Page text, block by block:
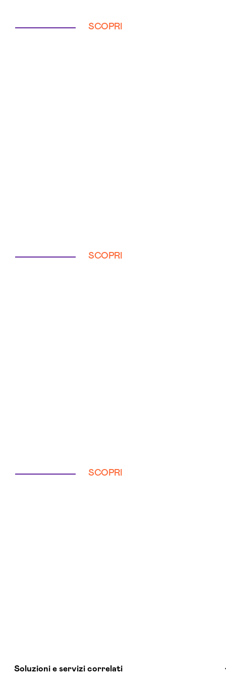
SCOPRI
SCOPRI
SCOPRI
Soluzioni e servizi correlati